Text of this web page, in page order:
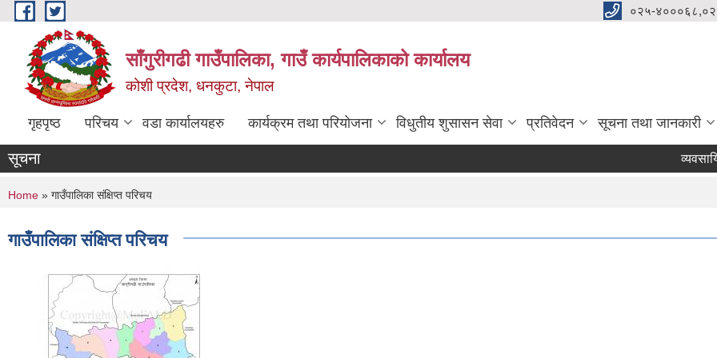
Skip to main content ०२५-
साँगुरीगढी गाउँपालिका, गाउँ कार्यपालिकाको कार्यालय
कोशी प्रदेश, धनकुटा, नेपाल
गृहपृष्ठ परिचय वडा कार्यालयहरु कार्यक्रम तथा परियोजना विधुतीय शुसासन सेवा प्रतिवेदन सूचना तथा जानकारी
सूचना व्यवसायिक
You are here
Home » गाउँपालिका संक्षिप्त परिचय
गाउँपालिका संक्षिप्त परिचय